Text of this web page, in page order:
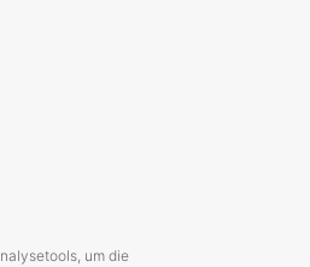
um die